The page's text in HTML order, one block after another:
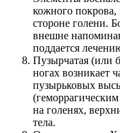
кожного покрова,
стороне голени.
внешне
поддается
Пузырчатая (или
ногах возникает
пузырьковых
на голенях,
тела.